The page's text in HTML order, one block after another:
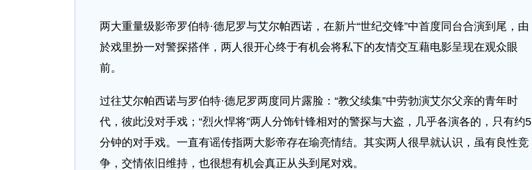
两大重量级影帝罗伯特·德尼罗与艾尔帕西诺，在新片“世纪交锋”中首度同台合演到尾，由
於戏里扮一对警探搭伴，两人很开心终于有机会将私下的友情交互藉电影呈现在观众眼
前。
过往艾尔帕西诺与罗伯特·德尼罗两度同片露脸：“教父续集”中劳勃演艾尔父亲的青年时
代，彼此没对手戏；“烈火悍将”两人分饰针锋相对的警探与大盗，几乎各演各的，只有约5
分钟的对手戏。一直有谣传指两大影帝存在瑜亮情结。其实两人很早就认识，虽有良性竞
争，交情依旧维持，也很想有机会真正从头到尾对戏。